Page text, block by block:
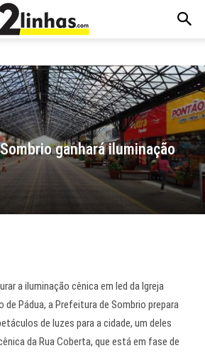
ganhará iluminação
a iluminação cênica em led da Igreja
Pádua, a Prefeitura de Sombrio prepara
de luzes para a cidade, um deles
da Rua Coberta, que está em fase de